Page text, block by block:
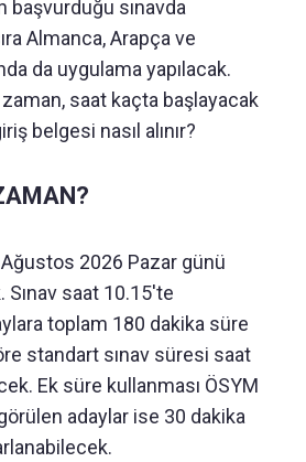
başvurduğu sınavda
Almanca, Arapça ve
da uygulama yapılacak.
zaman, saat kaçta başlayacak
belgesi nasıl alınır?
2026 Pazar günü
saat 10.15'te
toplam 180 dakika süre
standart sınav süresi saat
Ek süre kullanması ÖSYM
adaylar ise 30 dakika